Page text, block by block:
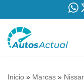
Saltar
Inicio » Marcas »